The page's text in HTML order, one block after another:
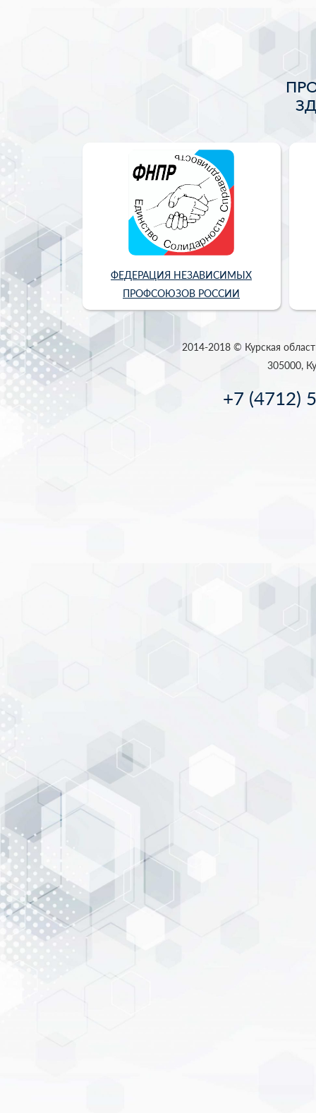
ФЕДЕРАЦИЯ НЕЗАВИСИМЫХ
ПРОФСОЮЗОВ РОССИИ
2014-2018 © Курская
305000,
+7 (4712)